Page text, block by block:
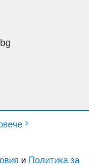
и Политика за
запазени.